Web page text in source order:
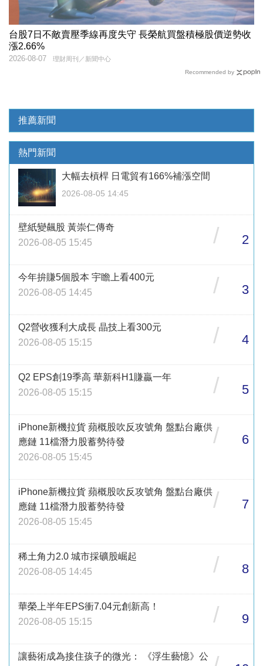
台股7日不敵賣壓季線再度失守 長榮航買盤積極股價逆勢收
漲2.66%
理財周刊／新聞中心
2026-08-07
Recommended by
推薦新聞
熱門新聞
大幅去槓桿 日電貿有166%補漲空間
2026-08-05 14:45
壁紙變飆股 黃崇仁傳奇
2026-08-05 15:45
/ 2
今年拚賺5個股本 宇瞻上看400元
2026-08-05 14:45
/ 3
Q2營收獲利大成長 晶技上看300元
2026-08-05 15:15
/ 4
Q2 EPS創19季高 華新科H1賺贏一年
2026-08-05 15:15
/ 5
iPhone新機拉貨 蘋概股吹反攻號角 盤點台廠供
應鏈 11檔潛力股蓄勢待發
2026-08-05 15:45
/ 6
iPhone新機拉貨 蘋概股吹反攻號角 盤點台廠供
應鏈 11檔潛力股蓄勢待發
2026-08-05 15:45
/ 7
稀土角力2.0 城市採礦股崛起
2026-08-05 14:45
/ 8
華榮上半年EPS衝7.04元創新高！
2026-08-05 15:15
/ 9
讓藝術成為接住孩子的微光： 《浮生藝憶》公